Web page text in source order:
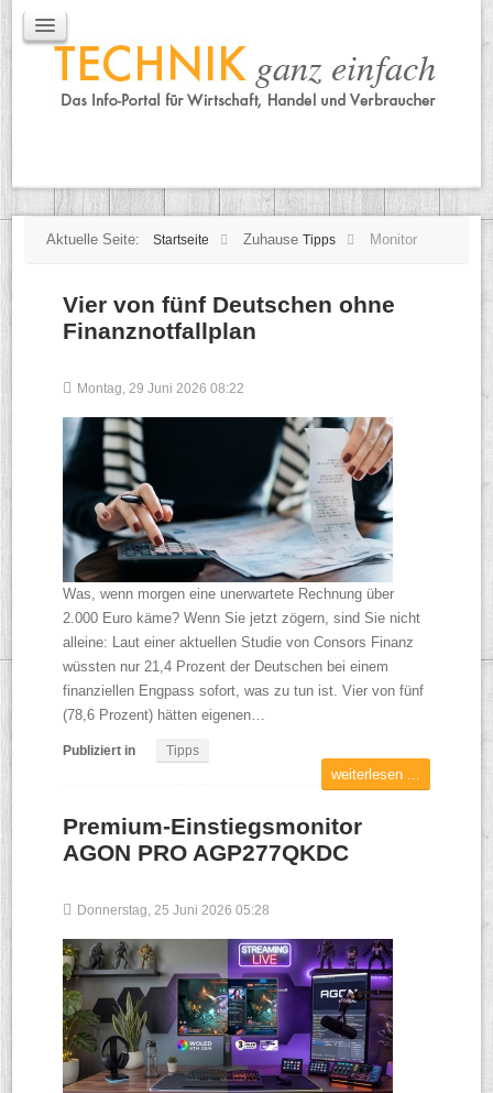
Mobile
IT
TK
Aktuelle Seite: Startseite Zuhause Tipps Monitor
Vier von fünf Deutschen ohne
Finanznotfallplan
Montag, 29 Juni 2026 08:22
Was, wenn morgen eine unerwartete Rechnung über
2.000 Euro käme? Wenn Sie jetzt zögern, sind Sie nicht
alleine: Laut einer aktuellen Studie von Consors Finanz
wüssten nur 21,4 Prozent der Deutschen bei einem
finanziellen Engpass sofort, was zu tun ist. Vier von fünf
(78,6 Prozent) hätten eigenen…
Publiziert in Tipps
weiterlesen ...
Premium-Einstiegsmonitor
AGON PRO AGP277QKDC
Donnerstag, 25 Juni 2026 05:28